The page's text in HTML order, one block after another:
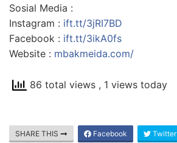
Sosial Media :
Instagram : ift.tt/3jRI7BD
Facebook : ift.tt/3ikA0fs
Website : mbakmeida.com/
86 total views , 1 views today
SHARE THIS Facebook Twitter